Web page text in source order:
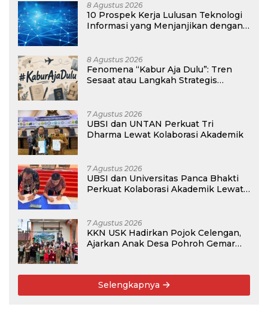
8 Agustus 2026
10 Prospek Kerja Lulusan Teknologi
Informasi yang Menjanjikan dengan
8 Agustus 2026
Fenomena “Kabur Aja Dulu”: Tren
Sesaat atau Langkah Strategis
7 Agustus 2026
UBSI dan UNTAN Perkuat Tri
Dharma Lewat Kolaborasi Akademik
7 Agustus 2026
UBSI dan Universitas Panca Bhakti
Perkuat Kolaborasi Akademik Lewat
7 Agustus 2026
KKN USK Hadirkan Pojok Celengan,
Ajarkan Anak Desa Pohroh Gemar
Selengkapnya